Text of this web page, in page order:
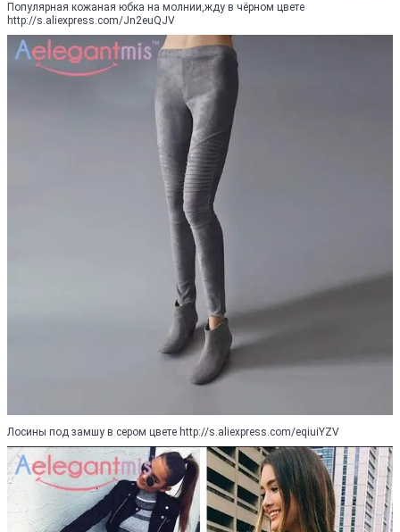
Популярная кожаная юбка на молнии,жду в чёрном цвете
http://s.aliexpress.com/Jn2euQJV
Лосины под замшу в сером цвете http://s.aliexpress.com/eqiuiYZV